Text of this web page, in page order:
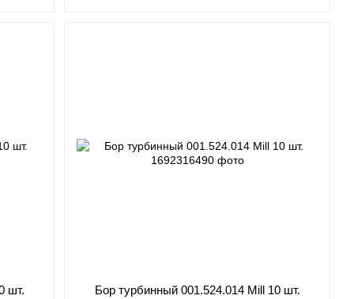
шт. Бор турбинный 001.524.014 Mill 10 шт.